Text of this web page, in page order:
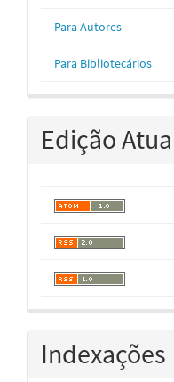
Para Autores
Para Bibliotecários
Edição
Indexações